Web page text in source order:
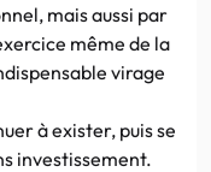
mais aussi par
même de la
virage
à exister, puis se
investissement.